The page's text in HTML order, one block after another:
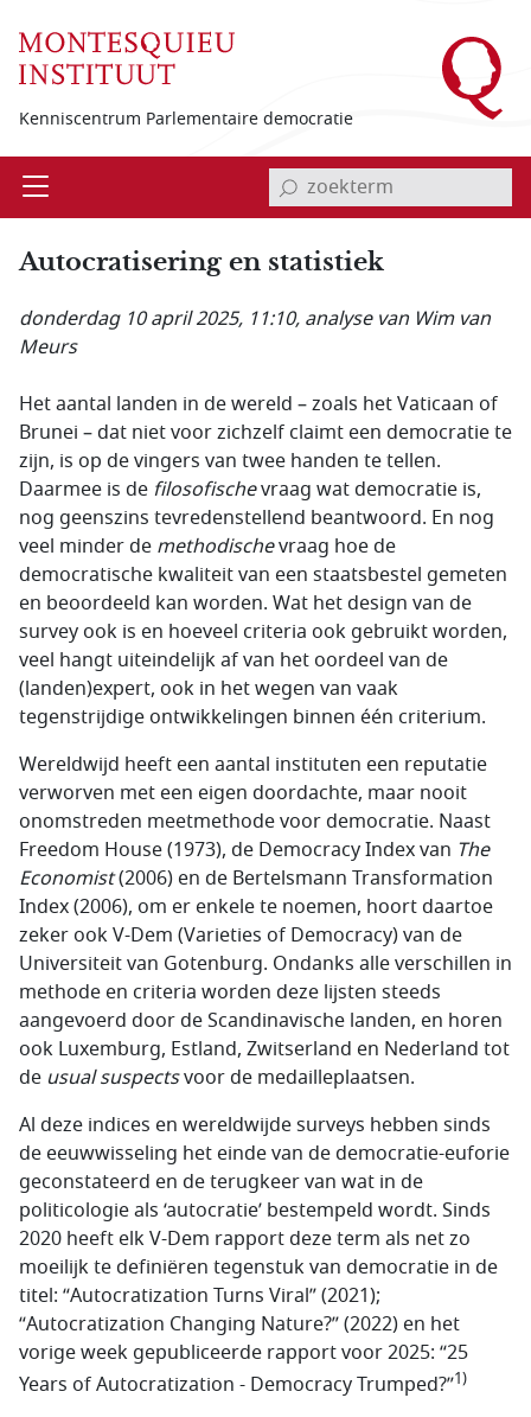
Kenniscentrum Parlementaire democratie
Open invoerveld zoekterm
Autocratisering en statistiek
donderdag 10 april 2025, 11:10, analyse van Wim van
Meurs
Het aantal landen in de wereld – zoals het Vaticaan of
Brunei – dat niet voor zichzelf claimt een democratie te
zijn, is op de vingers van twee handen te tellen.
Daarmee is de filosofischevraag wat democratie is,
nog geenszins tevredenstellend beantwoord. En nog
veel minder de methodischevraag hoe de
democratische kwaliteit van een staatsbestel gemeten
en beoordeeld kan worden. Wat het design van de
survey ook is en hoeveel criteria ook gebruikt worden,
veel hangt uiteindelijk af van het oordeel van de
(landen)expert, ook in het wegen van vaak
tegenstrijdige ontwikkelingen binnen één criterium.
Wereldwijd heeft een aantal instituten een reputatie
verworven met een eigen doordachte, maar nooit
onomstreden meetmethode voor democratie. Naast
Freedom House(1973), de Democracy Indexvan The
Economist(2006) en de Bertelsmann Transformation
Index (2006), om er enkele te noemen, hoort daartoe
zeker ookV-Dem (Varieties of Democracy) van de
Universiteit van Gotenburg. Ondanks alle verschillen in
methode en criteria worden deze lijsten steeds
aangevoerd door de Scandinavische landen, en horen
ook Luxemburg, Estland, Zwitserland en Nederland tot
de usual suspectsvoor de medailleplaatsen.
Al deze indices en wereldwijdesurveys hebben sinds
de eeuwwisseling het einde van de democratie-euforie
geconstateerd en de terugkeer van wat in de
politicologie als ‘autocratie’ bestempeld wordt. Sinds
2020 heeft elkV-Dem rapport deze term als net zo
moeilijk te definiëren tegenstuk van democratie in de
titel: “Autocratization Turns Viral” (2021);
“Autocratization Changing Nature?” (2022) en het
vorige week gepubliceerde rapport voor 2025: “25
Years of Autocratization - Democracy Trumped?”1)